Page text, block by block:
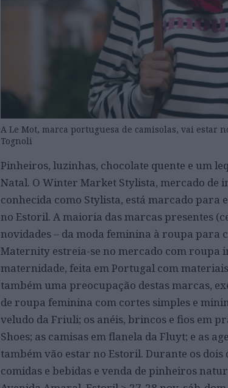
A Le Mot, marca portuguesa de camisolas, vai estar
Tognoli
Pinheiros, luzinhas, chocolate quente e um
Natal. O Winter Market Stylista, mercado de
conhecida como Stylista, está marcado para
no Estoril. A maioria das marcas presentes
novidades – da moda feminina à roupa para
Maternity estreia-se no mercado com roupa
maternidade, feita em Portugal com
também uma preocupação destas marcas,
de roupa feminina com cortes simples e
veludo da Friuli; os anéis, brincos e fios em
Shoes; as camisas em flanela da Fluyt; e as
também vão estar no Estoril. Durante os
comidas e bebidas e venda de pinheiros